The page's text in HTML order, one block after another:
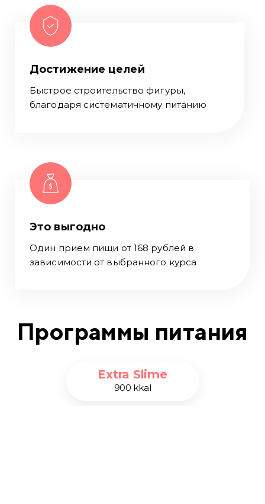
Достижение целей
Быстрое строительство фигуры,
благодаря систематичному питанию
Это выгодно
Один прием пищи от 168 рублей в
зависимости от выбранного курса
Программы питания
Extra Slime
900 kkal